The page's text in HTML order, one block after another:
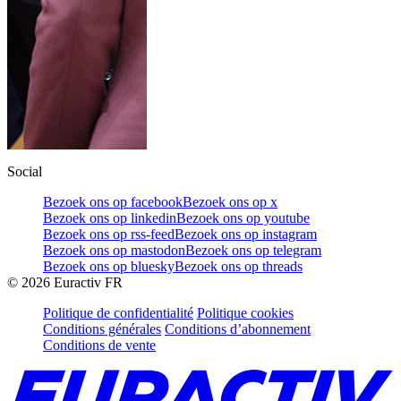
Social
Bezoek ons op facebookBezoek ons op x
Bezoek ons op linkedinBezoek ons op youtube
Bezoek ons op rss-feedBezoek ons op instagram
Bezoek ons op mastodonBezoek ons op telegram
Bezoek ons op blueskyBezoek ons op threads
© 2026 Euractiv FR
Politique de confidentialité Politique cookies
Conditions générales Conditions d’abonnement
Conditions de vente